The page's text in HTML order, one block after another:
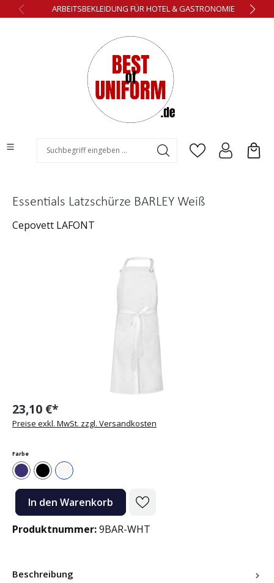
springenARBEITSBEKLEIDUNG FÜR HOTEL & GASTRONOMIE
Essentials Latzschürze BARLEY Weiß
Cepovett LAFONT
Bildergalerie überspringen
23,10 €*
Preise exkl. MwSt. zzgl. Versandkosten
Farbeauswählen
NavySchwarz
Weiß
Produkt Anzahl: Gib den gewünschten Wert ein oder benutze die
In den Warenkorb
Produktnummer:9BAR-WHT
Beschreibung